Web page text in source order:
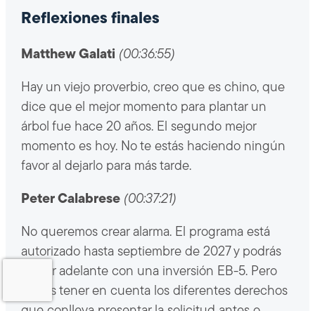
Reflexiones finales
Matthew Galati (00:36:55)
Hay un viejo proverbio, creo que es chino, que
dice que el mejor momento para plantar un
árbol fue hace 20 años. El segundo mejor
momento es hoy. No te estás haciendo ningún
favor al dejarlo para más tarde.
Peter Calabrese (00:37:21)
No queremos crear alarma. El programa está
autorizado hasta septiembre de 2027 y podrás
seguir adelante con una inversión EB-5. Pero
debes tener en cuenta los diferentes derechos